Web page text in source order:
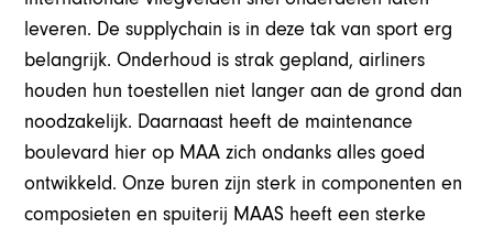
leveren. De supplychain is in deze tak van sport erg
belangrijk. Onderhoud is strak gepland, airliners
houden hun toestellen niet langer aan de grond dan
noodzakelijk. Daarnaast heeft de maintenance
boulevard hier op MAA zich ondanks alles goed
ontwikkeld. Onze buren zijn sterk in componenten en
composieten en spuiterij MAAS heeft een sterke